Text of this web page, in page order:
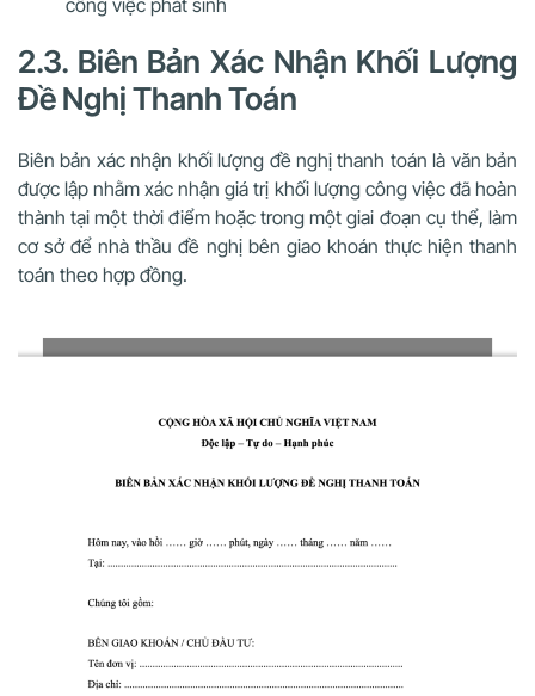
công việc phát sinh
2.3. Biên Bản Xác Nhận Khối Lượng
Đề Nghị Thanh Toán
Biên bản xác nhận khối lượng đề nghị thanh toán là văn bản
được lập nhằm xác nhận giá trị khối lượng công việc đã hoàn
thành tại một thời điểm hoặc trong một giai đoạn cụ thể, làm
cơ sở để nhà thầu đề nghị bên giao khoán thực hiện thanh
toán theo hợp đồng.